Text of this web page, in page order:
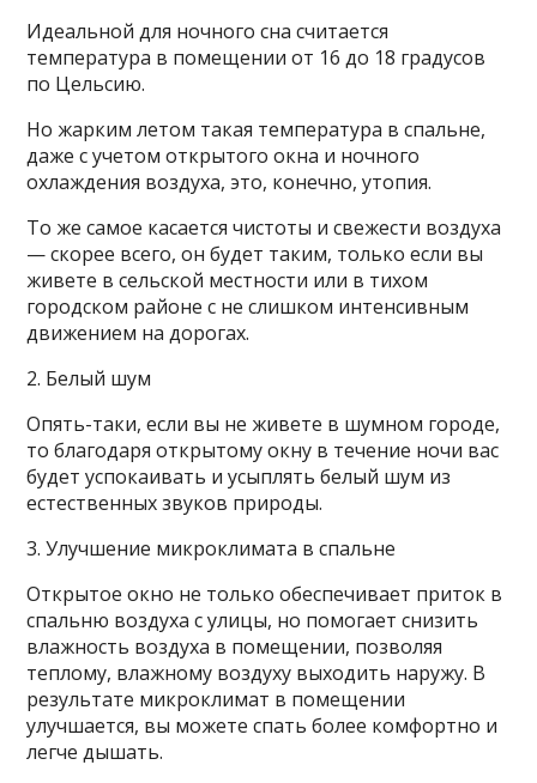
Идеальной для ночного сна считается
температура в помещении от 16 до 18 градусов
по Цельсию.
Но жарким летом такая температура в спальне,
даже с учетом открытого окна и ночного
охлаждения воздуха, это, конечно, утопия.
То же самое касается чистоты и свежести воздуха
— скорее всего, он будет таким, только если вы
живете в сельской местности или в тихом
городском районе с не слишком интенсивным
движением на дорогах.
2. Белый шум
Опять-таки, если вы не живете в шумном городе,
то благодаря открытому окну в течение ночи вас
будет успокаивать и усыплять белый шум из
естественных звуков природы.
3. Улучшение микроклимата в спальне
Открытое окно не только обеспечивает приток в
спальню воздуха с улицы, но помогает снизить
влажность воздуха в помещении, позволяя
теплому, влажному воздуху выходить наружу. В
результате микроклимат в помещении
улучшается, вы можете спать более комфортно и
легче дышать.